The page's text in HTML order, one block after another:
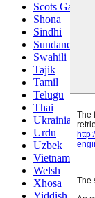
Scots Gaelic
Shona
Sindhi
Sundanese
Swahili
Tajik
Tamil
Telugu
Thai
Ukrainian
Urdu
Uzbek
Vietnamese
Welsh
Xhosa
Yiddish